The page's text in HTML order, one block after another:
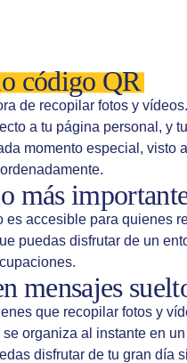
código QR
de recopilar fotos y
a tu página personal, y
momento especial, visto
más
accesible para quienes
puedas disfrutar de un
mensajes
que recopilar fotos y
organiza al instante en
disfrutar de tu gran día